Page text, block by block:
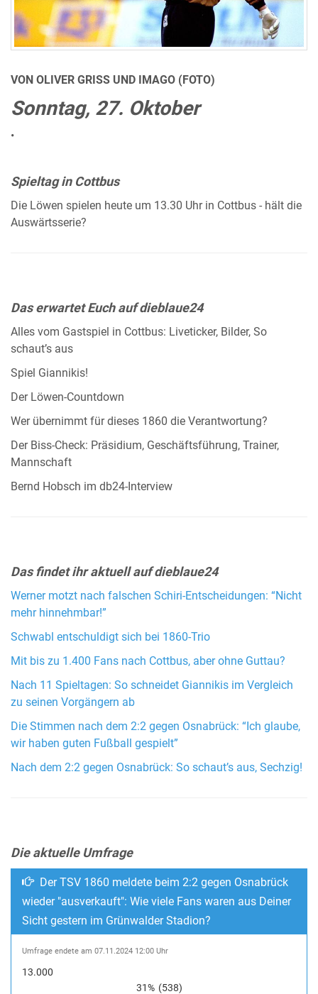
VON OLIVER GRISS UND IMAGO (FOTO)
Sonntag, 27. Oktober
•
Spieltag in Cottbus
Die Löwen spielen heute um 13.30 Uhr in Cottbus - hält die
Auswärtsserie?
Das erwartet Euch auf dieblaue24
Alles vom Gastspiel in Cottbus: Liveticker, Bilder, So
schaut’s aus
Spiel Giannikis!
Der Löwen-Countdown
Wer übernimmt für dieses 1860 die Verantwortung?
Der Biss-Check: Präsidium, Geschäftsführung, Trainer,
Mannschaft
Bernd Hobsch im db24-Interview
Das findet ihr aktuell auf dieblaue24
Werner motzt nach falschen Schiri-Entscheidungen: “Nicht
mehr hinnehmbar!”
Schwabl entschuldigt sich bei 1860-Trio
Mit bis zu 1.400 Fans nach Cottbus, aber ohne Guttau?
Nach 11 Spieltagen: So schneidet Giannikis im Vergleich
zu seinen Vorgängern ab
Die Stimmen nach dem 2:2 gegen Osnabrück: “Ich glaube,
wir haben guten Fußball gespielt”
Nach dem 2:2 gegen Osnabrück: So schaut’s aus, Sechzig!
Die aktuelle Umfrage
Der TSV 1860 meldete beim 2:2 gegen Osnabrück
wieder "ausverkauft": Wie viele Fans waren aus Deiner
Sicht gestern im Grünwalder Stadion?
Umfrage endete am 07.11.2024 12:00 Uhr
13.000
31% (538)